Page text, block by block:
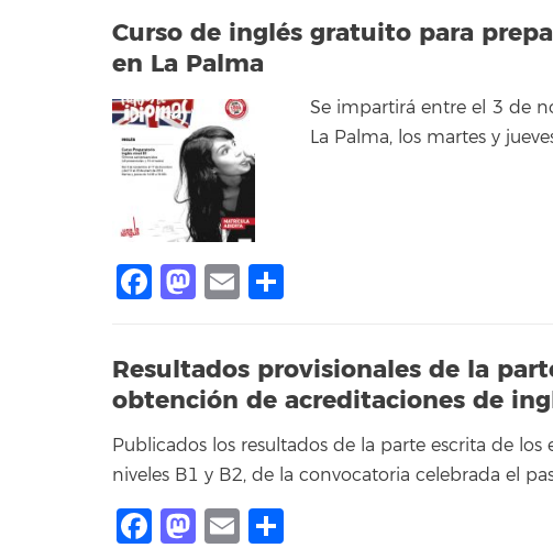
Curso de inglés gratuito para
en La Palma
Se impartirá entre el 3 de
La Palma, los martes y
Facebook
Mastodon
Email
Resultados provisionales de la
obtención de acreditaciones de
Publicados los resultados de la parte escrita de los
niveles B1 y B2, de la convocatoria celebrada el
Facebook
Mastodon
Email